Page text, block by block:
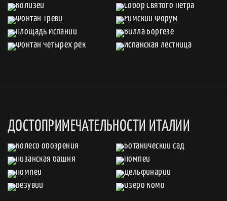
ДОСТОПРИМЕЧАТЕЛЬНОСТИ ИТАЛИИ